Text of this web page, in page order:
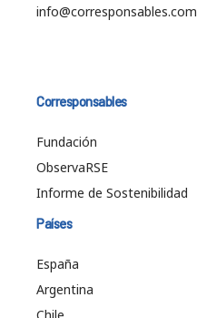
info@corresponsables.com
Corresponsables
Fundación
ObservaRSE
Informe de Sostenibilidad
Países
España
Argentina